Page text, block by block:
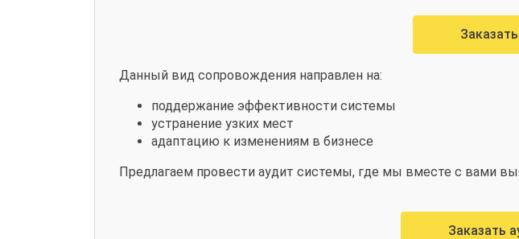
Данный вид сопровождения направлен на:
поддержание эффективности системы
устранение узких мест
адаптацию к изменениям в бизнесе
Предлагаем провести аудит системы, где мы вместе с вами
Заказать